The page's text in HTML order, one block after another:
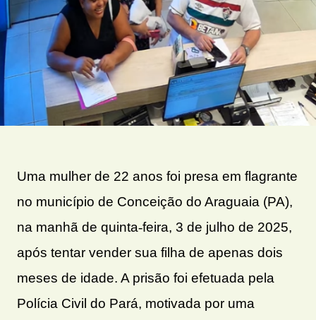
Uma mulher de 22 anos foi presa em flagrante
no município de Conceição do Araguaia (PA),
na manhã de quinta‑feira, 3 de julho de 2025,
após tentar vender sua filha de apenas dois
meses de idade. A prisão foi efetuada pela
Pol ícia Civil do Pará, motivada por uma